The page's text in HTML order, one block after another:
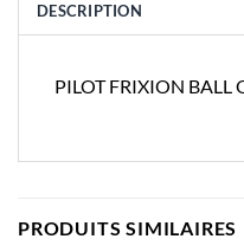
DESCRIPTION
PILOT FRIXION BALL
PRODUITS SIMILAIRES